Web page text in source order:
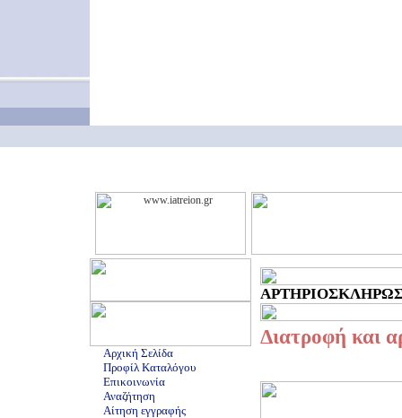
Αρχική Σελίδα
Προφίλ Καταλόγου
Επικοινωνία
Αναζήτηση
Αίτηση εγγραφής
Διατροφή και